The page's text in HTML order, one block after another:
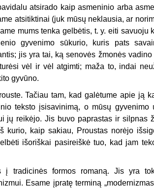
atsirado kaip asmeninio arba
atsitiktinai (juk mūsų neklausia, ar
mums tenka gelbėtis, t. y. eiti savuoju
gyvenimo sūkurio, kuris pats
jis yra tai, ką senovės žmonės vadino
vėl ir vėl atgimti; maža to, indai
gyvūno.
Tačiau tam, kad galėtume apie ją
teksto įsisavinimą, o mūsų gyvenimo
jų reikėjo. Jis buvo paprastas ir silpnas
kurio, kaip sakiau, Proustas norėjo
išoriškai pasireiškė tuo, kad jam
į tradicinės formos romaną. Jis yra
Esame įpratę terminą